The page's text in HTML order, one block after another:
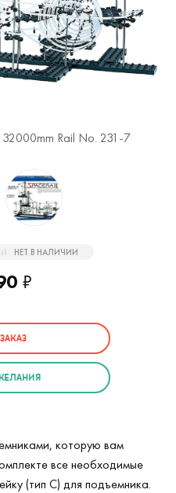
32000mm Rail No. 231-7
НЕТ В НАЛИЧИИ
₽
которую вам
все необходимые
(тип С) для подъемника.